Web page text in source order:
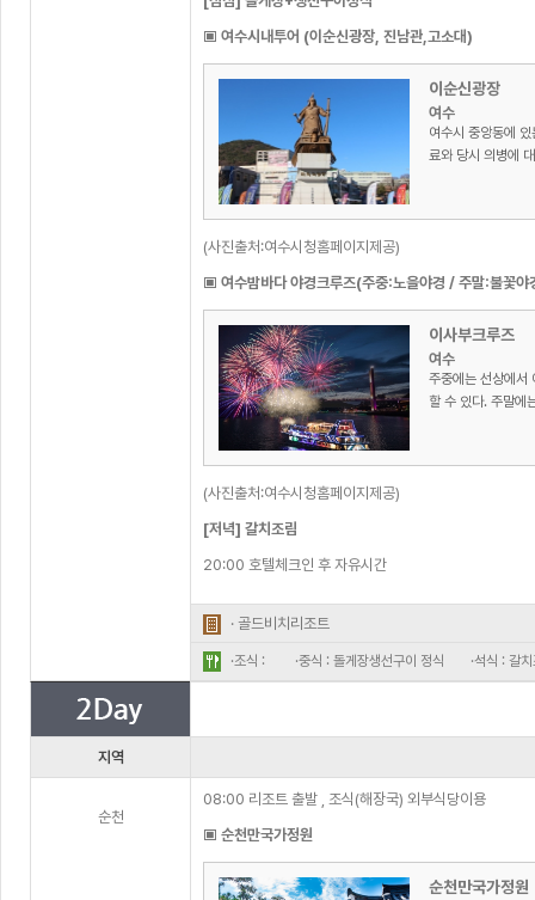
▣ 여수시내투어 (이순신광장, 진남관,고소대)
이순신광장
여수
여수시 중앙동에
료와 당시 의병에
(사진출처:여수시청홈페이지제공)
▣ 여수밤바다 야경크루즈(주중:노을야경 / 주말:불꽃야
이사부크루즈
여수
주중에는 선상에서
할 수 있다. 주말에
(사진출처:여수시청홈페이지제공)
[저녁] 갈치조림
20:00 호텔체크인 후 자유시간
· 골드비치리조트
·조식 : ·중식 : 돌게장생선구이 정식 ·석식 : 갈
지역
순천
08:00 리조트 출발 , 조식(해장국) 외부식당이용
▣ 순천만국가정원
순천만국가정원